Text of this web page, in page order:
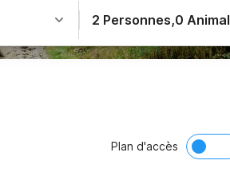
2 Personnes,0 Animal
Plan d'accès